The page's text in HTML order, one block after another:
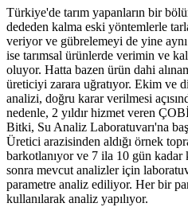
Türkiye'de tarım yapanların bir
dededen kalma eski yöntemlerle
veriyor ve gübrelemeyi de yine
ise tarımsal ürünlerde verimin ve
oluyor. Hatta bazen ürün dahi
üreticiyi zarara uğratıyor. Ekim ve
analizi, doğru karar verilmesi
nedenle, 2 yıldır hizmet veren
Bitki, Su Analiz Laboratuvarı'na
Üretici arazisinden aldığı örnek
barkotlanıyor ve 7 ila 10 gün
sonra mevcut analizler için
parametre analiz ediliyor. Her bir
kullanılarak analiz yapılıyor.